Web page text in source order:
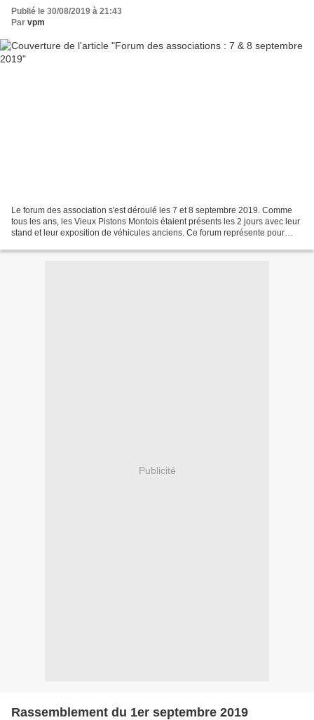
Publié le 30/08/2019 à 21:43
Par vpm
Le forum des association s'est déroulé les 7 et 8 septembre 2019. Comme
tous les ans, les Vieux Pistons Montois étaient présents les 2 jours avec leur
stand et leur exposition de véhicules anciens. Ce forum représente pour
Publicité
Rassemblement du 1er septembre 2019